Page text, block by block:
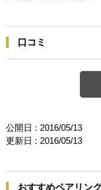
口コミ
公開日 : 2016/05/13
更新日 : 2016/05/13
おすすめペアリン